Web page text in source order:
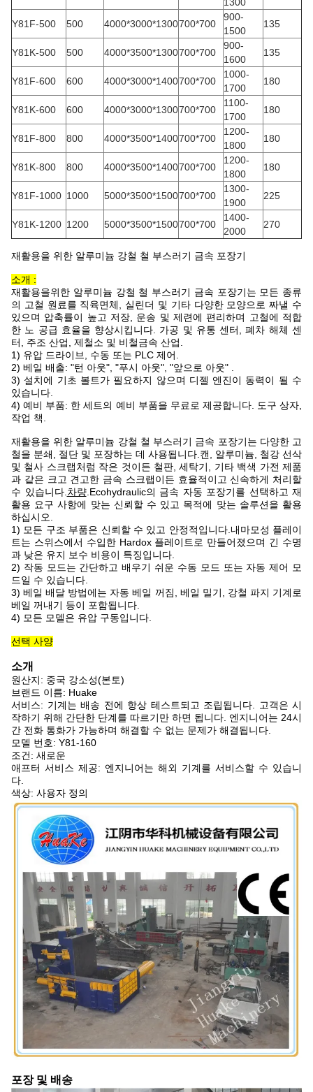
Y81F-500 500 4000*3000*1300700*700
900-
1500
135
Y81K-500 500 4000*3500*1300700*700
900-
1600
135
Y81F-600 600 4000*3000*1400700*700
1000-
1700
180
Y81K-600 600 4000*3000*1300700*700
1100-
1700
180
Y81F-800 800 4000*3500*1400700*700
1200-
1800
180
Y81K-800 800 4000*3500*1400700*700
1200-
1800
180
Y81F-1000 1000 5000*3500*1500700*700
1300-
1900
225
Y81K-1200 1200 5000*3500*1500700*700
1400-
2000
270
재활용을 위한 알루미늄 강철 철 부스러기 금속 포장기
소개 :
재활용을위한 알루미늄 강철 철 부스러기 금속 포장기는 모든 종류
의 고철 원료를 직육면체, 실린더 및 기타 다양한 모양으로 짜낼 수
있으며 압축률이 높고 저장, 운송 및 제련에 편리하며 고철에 적합
한 노 공급 효율을 향상시킵니다. 가공 및 유통 센터, 폐차 해체 센
터, 주조 산업, 제철소 및 비철금속 산업.
1) 유압 드라이브, 수동 또는 PLC 제어.
2) 베일 배출: "턴 아웃", "푸시 아웃", "앞으로 아웃" .
3) 설치에 기초 볼트가 필요하지 않으며 디젤 엔진이 동력이 될 수
있습니다.
4) 예비 부품: 한 세트의 예비 부품을 무료로 제공합니다. 도구 상자,
작업 책.
재활용을 위한 알루미늄 강철 철 부스러기 금속 포장기는 다양한 고
철을 분쇄, 절단 및 포장하는 데 사용됩니다.캔, 알루미늄, 철강 선삭
및 철사 스크랩처럼 작은 것이든 철판, 세탁기, 기타 백색 가전 제품
과 같은 크고 견고한 금속 스크랩이든 효율적이고 신속하게 처리할
수 있습니다. 차량.Ecohydraulic의 금속 자동 포장기를 선택하고 재
활용 요구 사항에 맞는 신뢰할 수 있고 목적에 맞는 솔루션을 활용
하십시오.
1) 모든 구조 부품은 신뢰할 수 있고 안정적입니다.내마모성 플레이
트는 스위스에서 수입한 Hardox 플레이트로 만들어졌으며 긴 수명
과 낮은 유지 보수 비용이 특징입니다.
2) 작동 모드는 간단하고 배우기 쉬운 수동 모드 또는 자동 제어 모
드일 수 있습니다.
3) 베일 배달 방법에는 자동 베일 꺼짐, 베일 밀기, 강철 파지 기계로
베일 꺼내기 등이 포함됩니다.
4) 모든 모델은 유압 구동입니다.
선택 사양
소개
원산지: 중국 강소성(본토)
브랜드 이름: Huake
서비스: 기계는 배송 전에 항상 테스트되고 조립됩니다. 고객은 시
작하기 위해 간단한 단계를 따르기만 하면 됩니다. 엔지니어는 24시
간 전화 통화가 가능하며 해결할 수 없는 문제가 해결됩니다.
모델 번호: Y81-160
조건: 새로운
애프터 서비스 제공: 엔지니어는 해외 기계를 서비스할 수 있습니
다.
색상: 사용자 정의
포장 및 배송